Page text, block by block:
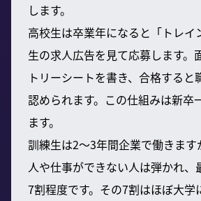
します。
高校生は卒業年になると「トレイ
生の求人広告を見て応募します。
トリーシートを書き、合格すると
認められます。この仕組みは新卒
ます。
訓練生は2〜3年間企業で働きます
人や仕事ができない人は弾かれ、
7割程度です。その7割はほぼ大学